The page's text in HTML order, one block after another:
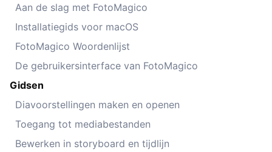
Aan de slag met FotoMagico
Installatiegids voor macOS
FotoMagico Woordenlijst
De gebruikersinterface van FotoMagico
Gidsen
Diavoorstellingen maken en openen
Toegang tot mediabestanden
Bewerken in storyboard en tijdlijn